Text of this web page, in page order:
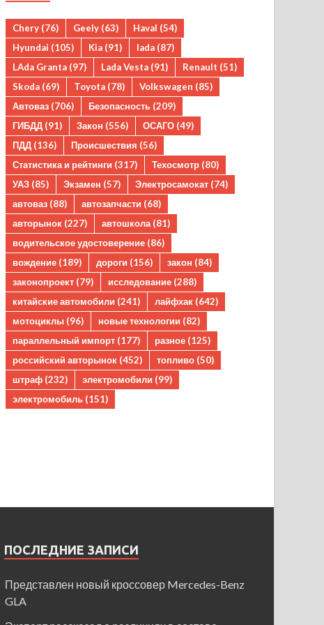
Chery (76) Geely (63) Haval (54)
Hyundai (105) Kia (91) lada (87)
LAda Granta (97) Lada Vesta (91) Renault (51)
Skoda (69) Toyota (78) Volkswagen (85)
Автоваз (706) Безопасность (209)
ГИБДД (91) Закон (556) ОСАГО (49)
ПДД (136) Происшествия (56)
Статистика и рейтинги (317) Техосмотр (80)
УАЗ (85) Экзамен (57) Электросамокат (74)
автоваз (88) автозапчасти (68)
авторынок (227) автошкола (81)
водительское удостоверение (86)
вождение (189) дороги (156) закон (84)
законопроект (79) исследование (288)
китайские автомобили (241) лайфхак (642)
мотоциклы (96) новые технологии (82)
параллельный импорт (177) разное (125)
российский авторынок (452) топливо (50)
штраф (232) электромобили (99)
электромобиль (151)
ПОСЛЕДНИЕ ЗАПИСИ
Представлен новый кроссовер Mercedes-Benz
GLA